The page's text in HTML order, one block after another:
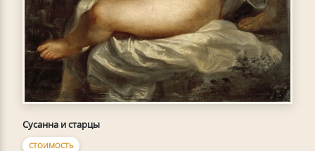
Сусанна и старцы
СТОИМОСТЬ